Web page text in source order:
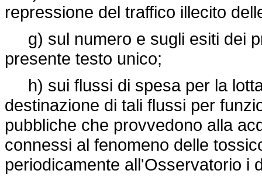
repressione del traffico illecito
g) sul numero e sugli esiti dei
presente testo unico;
h) sui flussi di spesa per la
destinazione di tali flussi per
pubbliche che provvedono alla
connessi al fenomeno delle
periodicamente all'Osservatorio i